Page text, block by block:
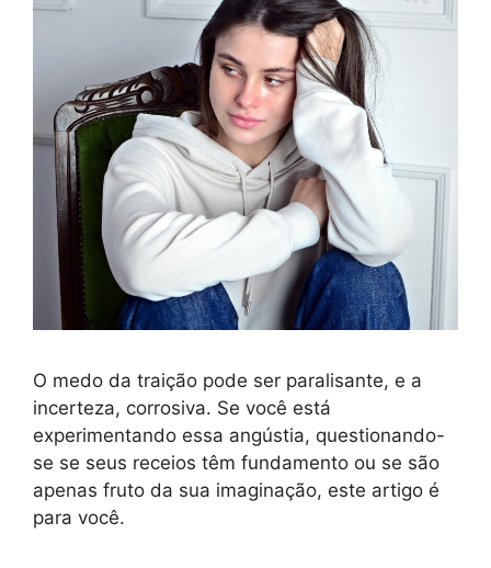
O medo da traição pode ser paralisante, e a
incerteza, corrosiva. Se você está
experimentando essa angústia, questionando-
se se seus receios têm fundamento ou se são
apenas fruto da sua imaginação, este artigo é
para você.